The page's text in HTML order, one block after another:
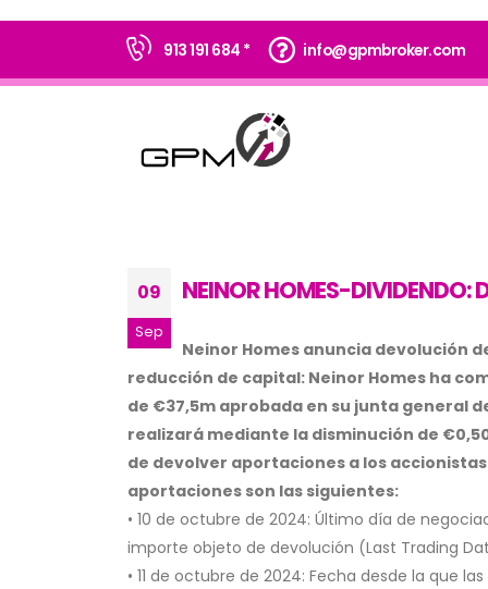
913 191 684 * info@gpmbroker.com
09
Sep
NEINOR HOMES-DIVIDENDO:
Neinor Homes anuncia devolución
reducción de capital: Neinor Homes ha
de €37,5m aprobada en su junta general
realizará mediante la disminución de
de devolver aportaciones a los
aportaciones son las siguientes:
• 10 de octubre de 2024: Último día de
importe objeto de devolución (Last Trading
• 11 de octubre de 2024: Fecha desde la que